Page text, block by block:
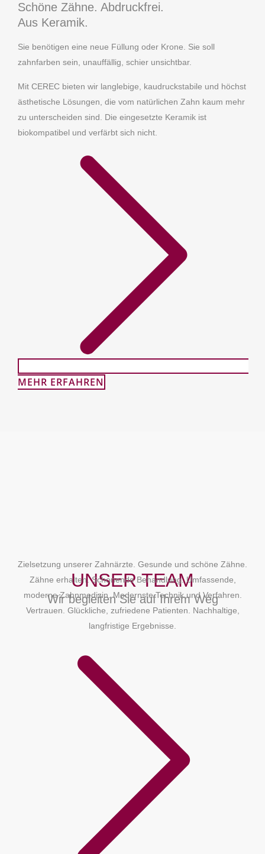
Schöne Zähne. Abdruckfrei.
Aus Keramik.
Sie benötigen eine neue Füllung oder Krone. Sie soll
zahnfarben sein, unauffällig, schier unsichtbar.
Mit CEREC bieten wir langlebige, kaudruckstabile und höchst
ästhetische Lösungen, die vom natürlichen Zahn kaum mehr
zu unterscheiden sind. Die eingesetzte Keramik ist
biokompatibel und verfärbt sich nicht.
MEHR ERFAHREN
UNSER TEAM
Wir begleiten Sie auf Ihrem Weg
Zielsetzung unserer Zahnärzte. Gesunde und schöne Zähne.
Zähne erhalten. Schonende Behandlung. Umfassende,
moderne Zahnmedizin. Modernste Technik und Verfahren.
Vertrauen. Glückliche, zufriedene Patienten. Nachhaltige,
langfristige Ergebnisse.